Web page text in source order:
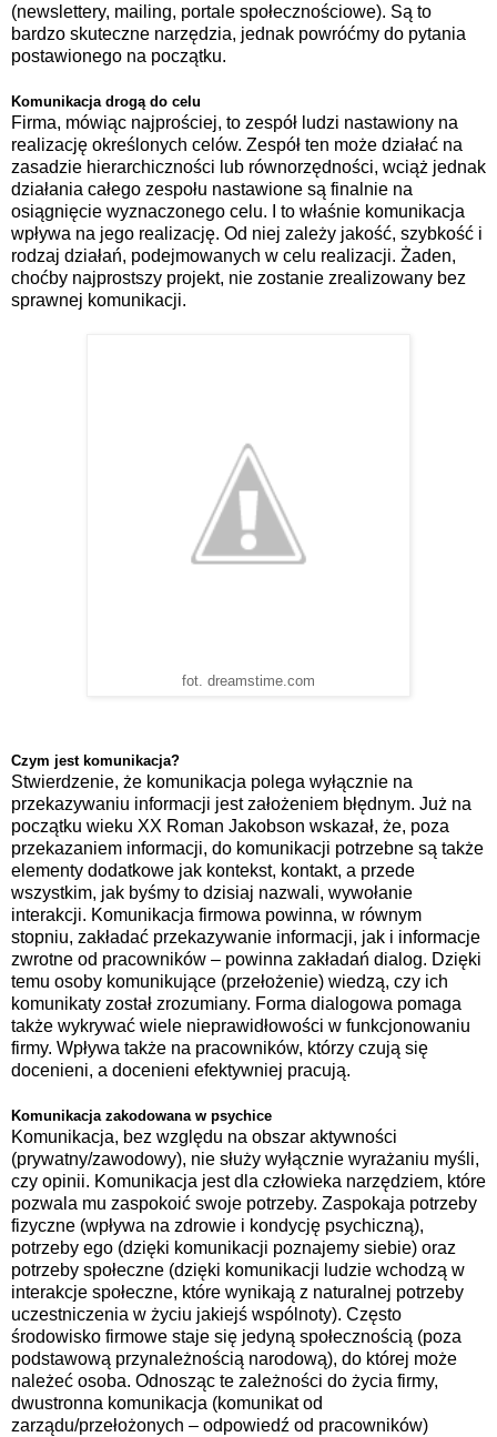
(newslettery, mailing, portale społecznościowe). Są to
bardzo skuteczne narzędzia, jednak powróćmy do pytania
postawionego na początku.
Komunikacja drogą do celu
Firma, mówiąc najprościej, to zespół ludzi nastawiony na
realizację określonych celów. Zespół ten może działać na
zasadzie hierarchiczności lub równorzędności, wciąż jednak
działania całego zespołu nastawione są finalnie na
osiągnięcie wyznaczonego celu. I to właśnie komunikacja
wpływa na jego realizację. Od niej zależy jakość, szybkość i
rodzaj działań, podejmowanych w celu realizacji. Żaden,
choćby najprostszy projekt, nie zostanie zrealizowany bez
sprawnej komunikacji.
fot. dreamstime.com
Czym jest komunikacja?
Stwierdzenie, że komunikacja polega wyłącznie na
przekazywaniu informacji jest założeniem błędnym. Już na
początku wieku XX Roman Jakobson wskazał, że, poza
przekazaniem informacji, do komunikacji potrzebne są także
elementy dodatkowe jak kontekst, kontakt, a przede
wszystkim, jak byśmy to dzisiaj nazwali, wywołanie
interakcji. Komunikacja firmowa powinna, w równym
stopniu, zakładać przekazywanie informacji, jak i informacje
zwrotne od pracowników – powinna zakładań dialog. Dzięki
temu osoby komunikujące (przełożenie) wiedzą, czy ich
komunikaty został zrozumiany. Forma dialogowa pomaga
także wykrywać wiele nieprawidłowości w funkcjonowaniu
firmy. Wpływa także na pracowników, którzy czują się
docenieni, a docenieni efektywniej pracują.
Komunikacja zakodowana w psychice
Komunikacja, bez względu na obszar aktywności
(prywatny/zawodowy), nie służy wyłącznie wyrażaniu myśli,
czy opinii. Komunikacja jest dla człowieka narzędziem, które
pozwala mu zaspokoić swoje potrzeby. Zaspokaja potrzeby
fizyczne (wpływa na zdrowie i kondycję psychiczną),
potrzeby ego (dzięki komunikacji poznajemy siebie) oraz
potrzeby społeczne (dzięki komunikacji ludzie wchodzą w
interakcje społeczne, które wynikają z naturalnej potrzeby
uczestniczenia w życiu jakiejś wspólnoty). Często
środowisko firmowe staje się jedyną społecznością (poza
podstawową przynależnością narodową), do której może
należeć osoba. Odnosząc te zależności do życia firmy,
dwustronna komunikacja (komunikat od
zarządu/przełożonych – odpowiedź od pracowników)